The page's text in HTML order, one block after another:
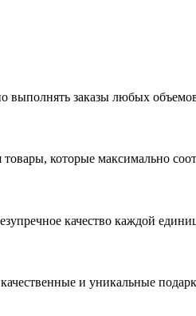
выполнять заказы любых
которые максимально
качество каждой
и уникальные